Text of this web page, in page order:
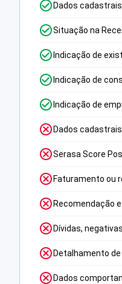
Dados
Situação na
Indicação de
Indicação de
Indicação de
Dados
Serasa Score
Faturamento ou
Recomendação
Dívidas,
Detalhamento
Dados